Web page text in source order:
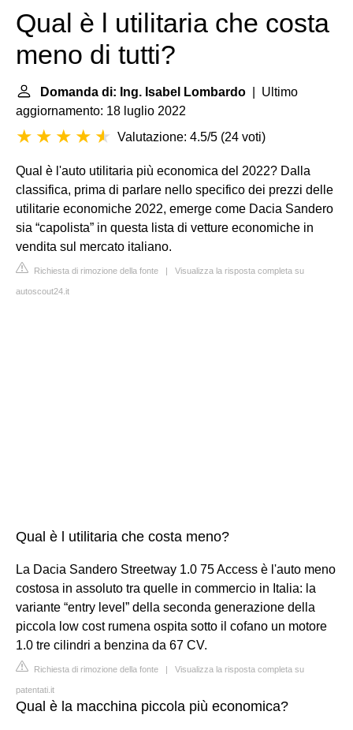
Qual è l utilitaria che costa
meno di tutti?
Domanda di: Ing. Isabel Lombardo | Ultimo
aggiornamento: 18 luglio 2022
Valutazione: 4.5/5 (24 voti)
Qual è l'auto utilitaria più economica del 2022? Dalla
classifica, prima di parlare nello specifico dei prezzi delle
utilitarie economiche 2022, emerge come Dacia Sandero
sia “capolista” in questa lista di vetture economiche in
vendita sul mercato italiano.
Richiesta di rimozione della fonte | Visualizza la risposta completa su
autoscout24.it
Qual è l utilitaria che costa meno?
La Dacia Sandero Streetway 1.0 75 Access è l'auto meno
costosa in assoluto tra quelle in commercio in Italia: la
variante “entry level” della seconda generazione della
piccola low cost rumena ospita sotto il cofano un motore
1.0 tre cilindri a benzina da 67 CV.
Richiesta di rimozione della fonte | Visualizza la risposta completa su
patentati.it
Qual è la macchina piccola più economica?